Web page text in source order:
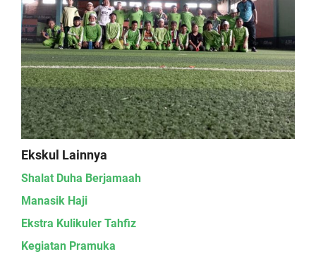
Ekskul Lainnya
Shalat Duha Berjamaah
Manasik Haji
Ekstra Kulikuler Tahfiz
Kegiatan Pramuka